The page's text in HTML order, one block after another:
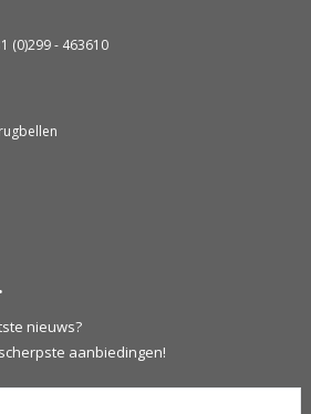
(0)299 - 463610
nieuws?
aanbiedingen!